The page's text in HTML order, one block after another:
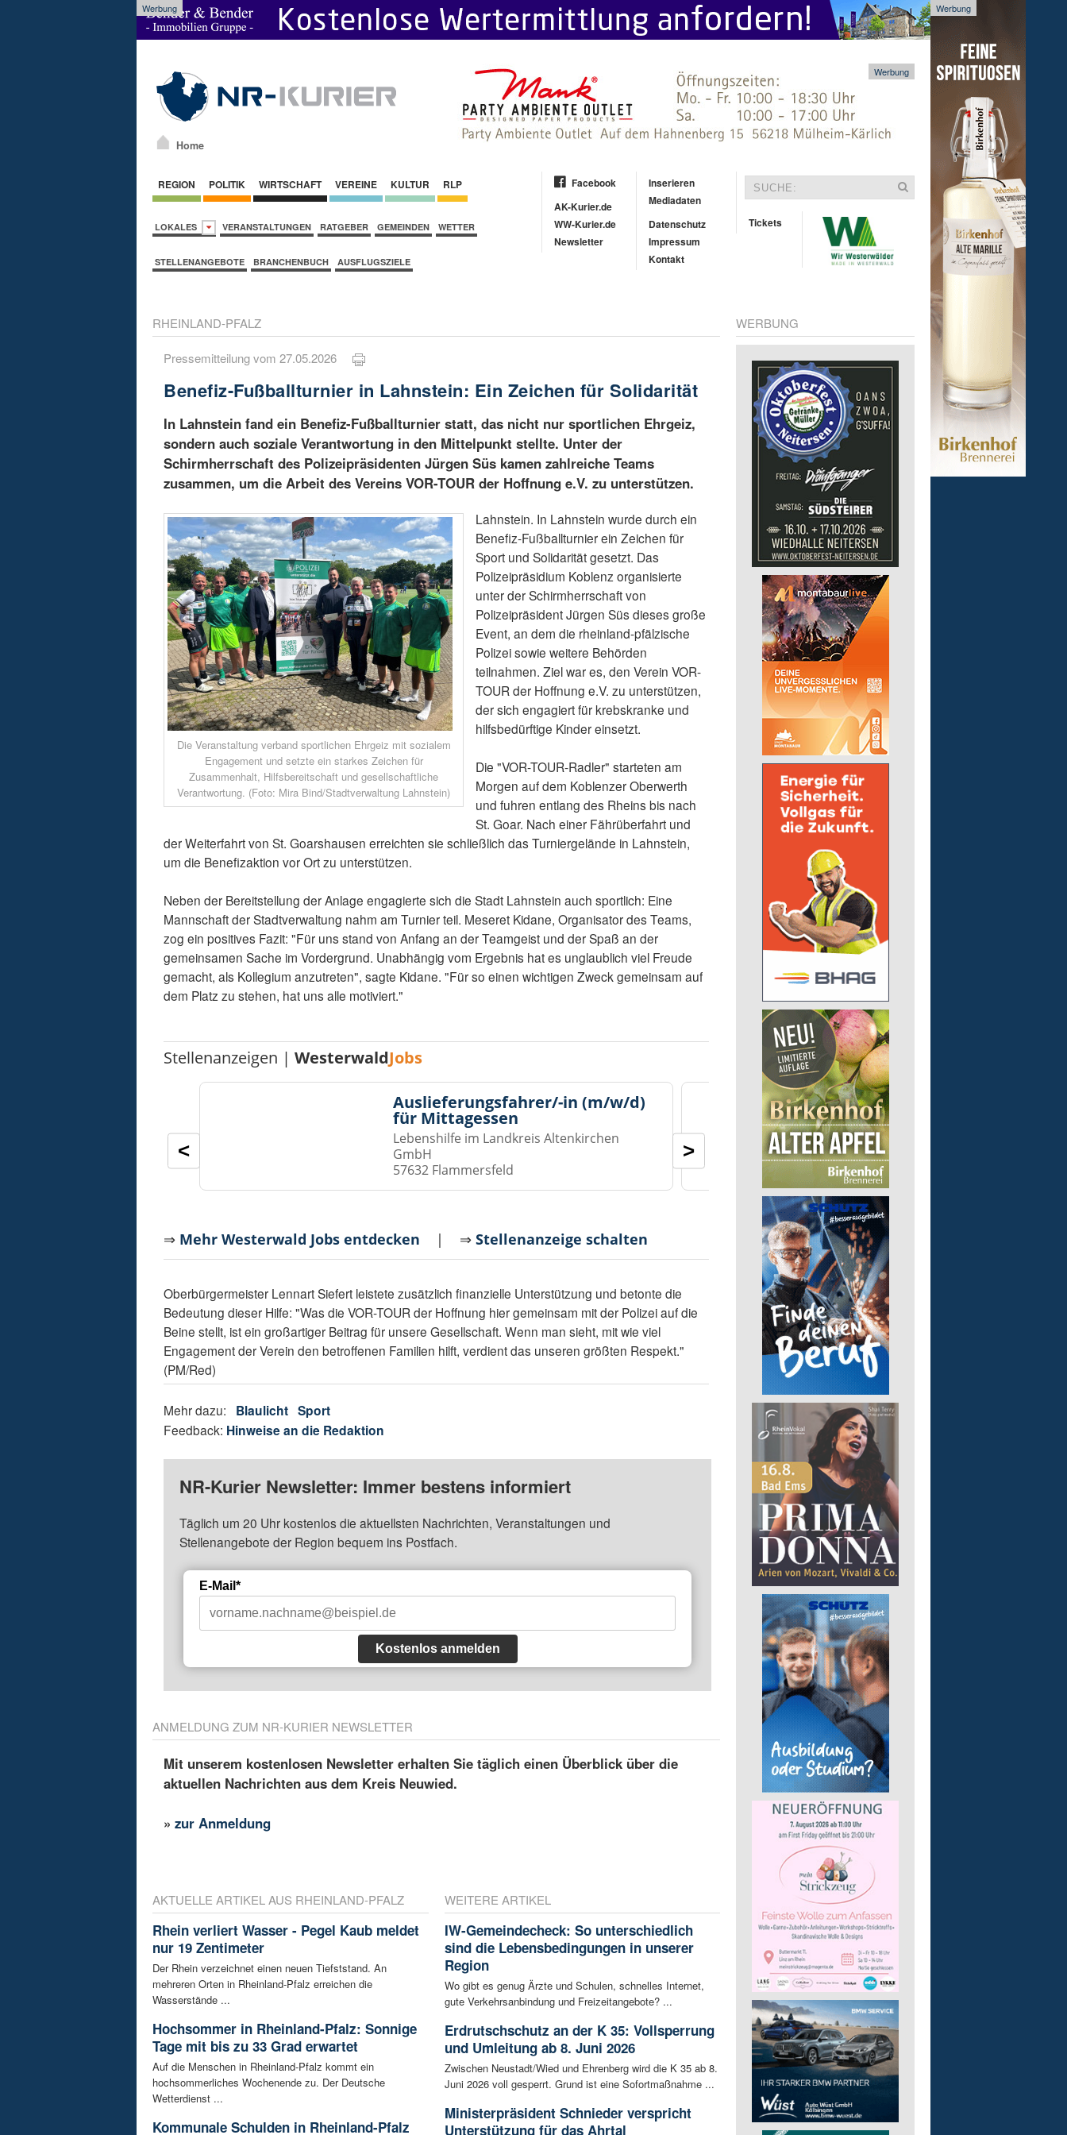
Werbung Werbung
Home
Werbung
REGION POLITIK WIRTSCHAFT VEREINE KULTUR RLP
LOKALES VERANSTALTUNGEN RATGEBER GEMEINDEN WETTER
STELLENANGEBOTE BRANCHENBUCH AUSFLUGSZIELE
Facebook
AK-Kurier.de
WW-Kurier.de
Newsletter
Inserieren
Mediadaten
Datenschutz
Impressum
Kontakt
Tickets
RHEINLAND-PFALZ
Pressemitteilung vom 27.05.2026
Benefiz-Fußballturnier in Lahnstein: Ein Zeichen für Solidarität
In Lahnstein fand ein Benefiz-Fußballturnier statt, das nicht nur sportlichen Ehrgeiz,
sondern auch soziale Verantwortung in den Mittelpunkt stellte. Unter der
Schirmherrschaft des Polizeipräsidenten Jürgen Süs kamen zahlreiche Teams
zusammen, um die Arbeit des Vereins VOR-TOUR der Hoffnung e.V. zu unterstützen.
Die Veranstaltung verband sportlichen Ehrgeiz mit sozialem
Engagement und setzte ein starkes Zeichen für
Zusammenhalt, Hilfsbereitschaft und gesellschaftliche
Verantwortung. (Foto: Mira Bind/Stadtverwaltung Lahnstein)
Lahnstein. In Lahnstein wurde durch ein
Benefiz-Fußballturnier ein Zeichen für
Sport und Solidarität gesetzt. Das
Polizeipräsidium Koblenz organisierte
unter der Schirmherrschaft von
Polizeipräsident Jürgen Süs dieses große
Event, an dem die rheinland-pfälzische
Polizei sowie weitere Behörden
teilnahmen. Ziel war es, den Verein VOR-
TOUR der Hoffnung e.V. zu unterstützen,
der sich engagiert für krebskranke und
hilfsbedürftige Kinder einsetzt.
Die "VOR-TOUR-Radler" starteten am
Morgen auf dem Koblenzer Oberwerth
und fuhren entlang des Rheins bis nach
St. Goar. Nach einer Fährüberfahrt und
der Weiterfahrt von St. Goarshausen erreichten sie schließlich das Turniergelände in Lahnstein,
um die Benefizaktion vor Ort zu unterstützen.
Neben der Bereitstellung der Anlage engagierte sich die Stadt Lahnstein auch sportlich: Eine
Mannschaft der Stadtverwaltung nahm am Turnier teil. Meseret Kidane, Organisator des Teams,
zog ein positives Fazit: "Für uns stand von Anfang an der Teamgeist und der Spaß an der
gemeinsamen Sache im Vordergrund. Unabhängig vom Ergebnis hat es unglaublich viel Freude
gemacht, als Kollegium anzutreten", sagte Kidane. "Für so einen wichtigen Zweck gemeinsam auf
dem Platz zu stehen, hat uns alle motiviert."
Stellenanzeigen |WesterwaldJobs
Auslieferungsfahrer/-in (m/w/d)
für Mittagessen
Lebenshilfe im Landkreis Altenkirchen
GmbH
57632 Flammersfeld
pädagogische
in Teilzeit
Lebenshilfe im Landkreis
GmbH
57537 Wissen
< >
⇒ Mehr Westerwald Jobs entdecken | ⇒Stellenanzeige schalten
Oberbürgermeister Lennart Siefert leistete zusätzlich finanzielle Unterstützung und betonte die
Bedeutung dieser Hilfe: "Was die VOR-TOUR der Hoffnung hier gemeinsam mit der Polizei auf die
Beine stellt, ist ein großartiger Beitrag für unsere Gesellschaft. Wenn man sieht, mit wie viel
Engagement der Verein den betroffenen Familien hilft, verdient das unseren größten Respekt."
(PM/Red)
Mehr dazu: Blaulicht Sport
Feedback: Hinweise an die Redaktion
NR-Kurier Newsletter: Immer bestens informiert
Täglich um 20 Uhr kostenlos die aktuellsten Nachrichten, Veranstaltungen und
Stellenangebote der Region bequem ins Postfach.
E-Mail*
Kostenlos anmelden
ANMELDUNG ZUM NR-KURIER NEWSLETTER
Mit unserem kostenlosen Newsletter erhalten Sie täglich einen Überblick über die
aktuellen Nachrichten aus dem Kreis Neuwied.
»zur Anmeldung
AKTUELLE ARTIKEL AUS RHEINLAND-PFALZ
Rhein verliert Wasser - Pegel Kaub meldet
nur 19 Zentimeter
Der Rhein verzeichnet einen neuen Tiefststand. An
mehreren Orten in Rheinland-Pfalz erreichen die
Wasserstände ...
Hochsommer in Rheinland-Pfalz: Sonnige
Tage mit bis zu 33 Grad erwartet
Auf die Menschen in Rheinland-Pfalz kommt ein
hochsommerliches Wochenende zu. Der Deutsche
Wetterdienst ...
Kommunale Schulden in Rheinland-Pfalz
WEITERE ARTIKEL
IW-Gemeindecheck: So unterschiedlich
sind die Lebensbedingungen in unserer
Region
Wo gibt es genug Ärzte und Schulen, schnelles Internet,
gute Verkehrsanbindung und Freizeitangebote? ...
Erdrutschschutz an der K 35: Vollsperrung
und Umleitung ab 8. Juni 2026
Zwischen Neustadt/Wied und Ehrenberg wird die K 35 ab 8.
Juni 2026 voll gesperrt. Grund ist eine Sofortmaßnahme ...
Ministerpräsident Schnieder verspricht
Unterstützung für das Ahrtal
WERBUNG